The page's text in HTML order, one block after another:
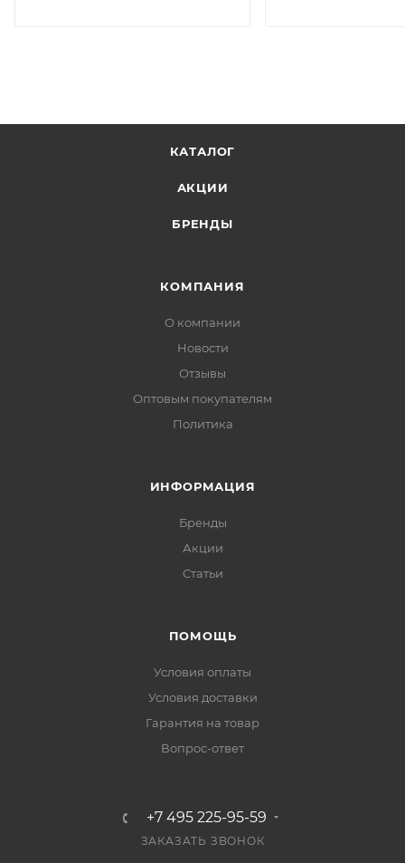
КАТАЛОГ
АКЦИИ
БРЕНДЫ
КОМПАНИЯ
О компании
Новости
Отзывы
Оптовым покупателям
Политика
ИНФОРМАЦИЯ
Бренды
Акции
Статьи
ПОМОЩЬ
Условия оплаты
Условия доставки
Гарантия на товар
Вопрос-ответ
+7 495 225-95-59
ЗАКАЗАТЬ ЗВОНОК